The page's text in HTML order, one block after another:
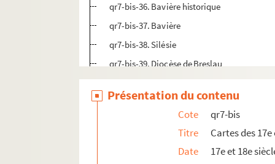
qr7-bis-36. Bavière historique
qr7-bis-37. Bavière
qr7-bis-38. Silésie
qr7-bis-39. Diocèse de Breslau
qr7-bis-40. Lusace
qr7-bis-41. Comté d'Oettigen
qr7-bis-42. Territoire d'Ulm
qr7-bis-43. Mindelheim
qr7-bis-44. Moravie
Présentation du contenu
Cote
qr7-bis
Titre
Cartes des
Date
17e et 18e